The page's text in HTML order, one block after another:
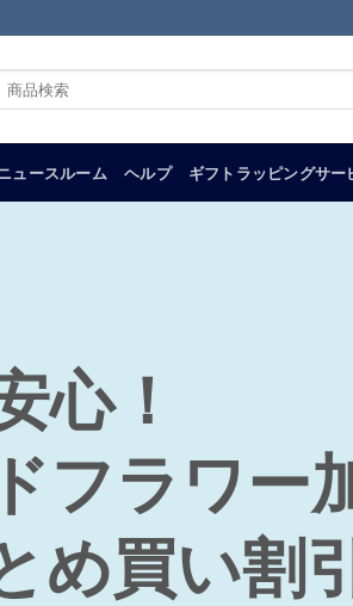
検
:
ュースルーム ヘルプ ギフトラッピングサー
心！
フラワー
め買い割